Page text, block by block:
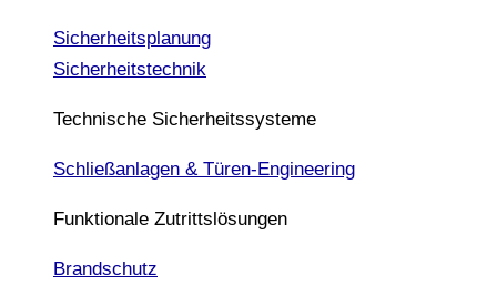
Sicherheitsplanung
Sicherheitstechnik
Technische Sicherheitssysteme
Schließanlagen & Türen-Engineering
Funktionale Zutrittslösungen
Brandschutz